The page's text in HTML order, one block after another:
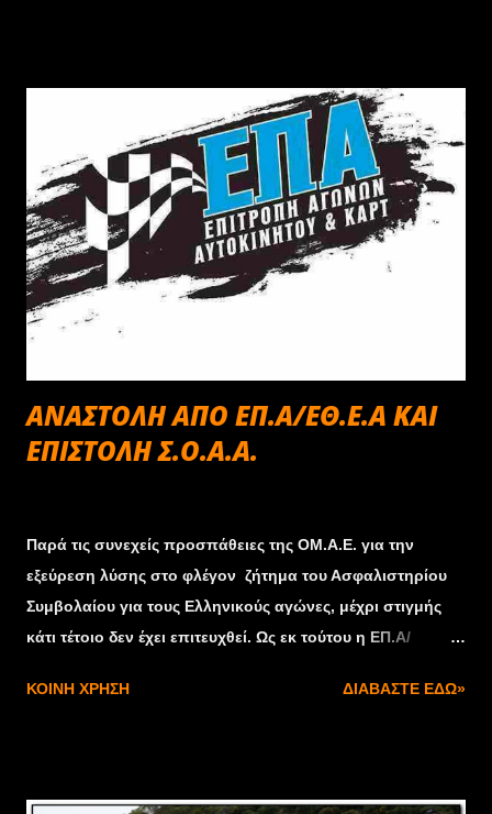
(ήταν προαιρετικά) όλα τα εξαρτήματα της σειράς
FREELINE HQ σε μπλε και χρυσό χρώμα καθώς και τα
πολύ ωραία αυτοκόλλητα των Birel Motorsport 2012.
Επίσης ως στάνταρντ παραδίδεται το νέο προστατευτικό
αλυσίδας της FREELINE στα 3 μεγάλα μοντέλα της σειράς.
Σημαντική αλλαγή είναι ο σχεδιασμός νέων φρένων με
διπίστονη δαγκάνα και floating δίσκο. Η επίσης νέα
τρόμπα με δοχείο πλήρωσης βοηθάει στην αυτόματη
Νέα είναι και η μηχανική ...
ΑΝΑΣΤΟΛΗ ΑΠΟ ΕΠ.Α/ΕΘ.Ε.Α ΚΑΙ
ΕΠΙΣΤΟΛΗ Σ.Ο.Α.Α.
Παρά τις συνεχείς προσπάθειες της ΟΜ.Α.Ε. για την
εξεύρεση λύσης στο φλέγον ζήτημα του Ασφαλιστηρίου
Συμβολαίου για τους Ελληνικούς αγώνες, μέχρι στιγμής
κάτι τέτοιο δεν έχει επιτευχθεί. Ως εκ τούτου η ΕΠ.Α/
μέχρι να βρεθεί λύση που να ανταποκρίνεται στην
ΚΟΙΝΉ ΧΡΉΣΗ ΔΙΑΒΆΣΤΕ ΕΔΏ»